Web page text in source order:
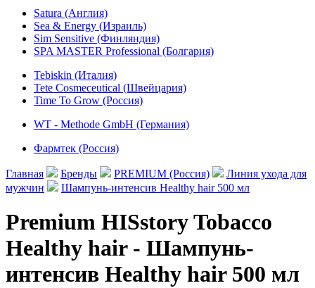
Satura (Англия)
Sea & Energy (Израиль)
Sim Sensitive (Финляндия)
SPA MASTER Professional (Болгария)
Tebiskin (Италия)
Tete Cosmeceutical (Швейцария)
Time To Grow (Россия)
WT - Methode GmbH (Германия)
Фармтек (Россия)
Главная Бренды PREMIUM (Россия)
Линия ухода для
мужчин
Шампунь-интенсив Healthy hair 500 мл
Premium HISstory Tobacco
Healthy hair - Шампунь-
интенсив Healthy hair 500 мл